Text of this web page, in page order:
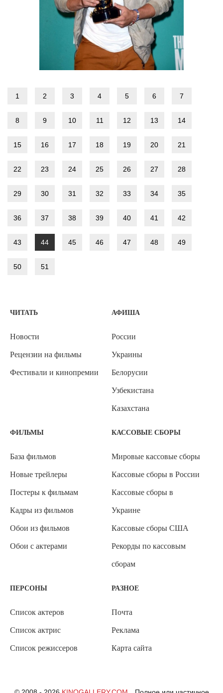
1 2 3 4 5 6 7
8 9 10 11 12 13 14
15 16 17 18 19 20 21
22 23 24 25 26 27 28
29 30 31 32 33 34 35
36 37 38 39 40 41 42
43 44 45 46 47 48 49
50 51
ЧИТАТЬ
Новости
Рецензии на фильмы
Фестивали и кинопремии
АФИША
России
Украины
Белорусии
Узбекистана
Казахстана
ФИЛЬМЫ
База фильмов
Новые трейлеры
Постеры к фильмам
Кадры из фильмов
Обои из фильмов
Обои с актерами
КАССОВЫЕ СБОРЫ
Мировые кассовые сборы
Кассовые сборы в России
Кассовые сборы в
Украине
Кассовые сборы США
Рекорды по кассовым
сборам
ПЕРСОНЫ
Список актеров
Список актрис
Список режиссеров
РАЗНОЕ
Почта
Реклама
Карта сайта